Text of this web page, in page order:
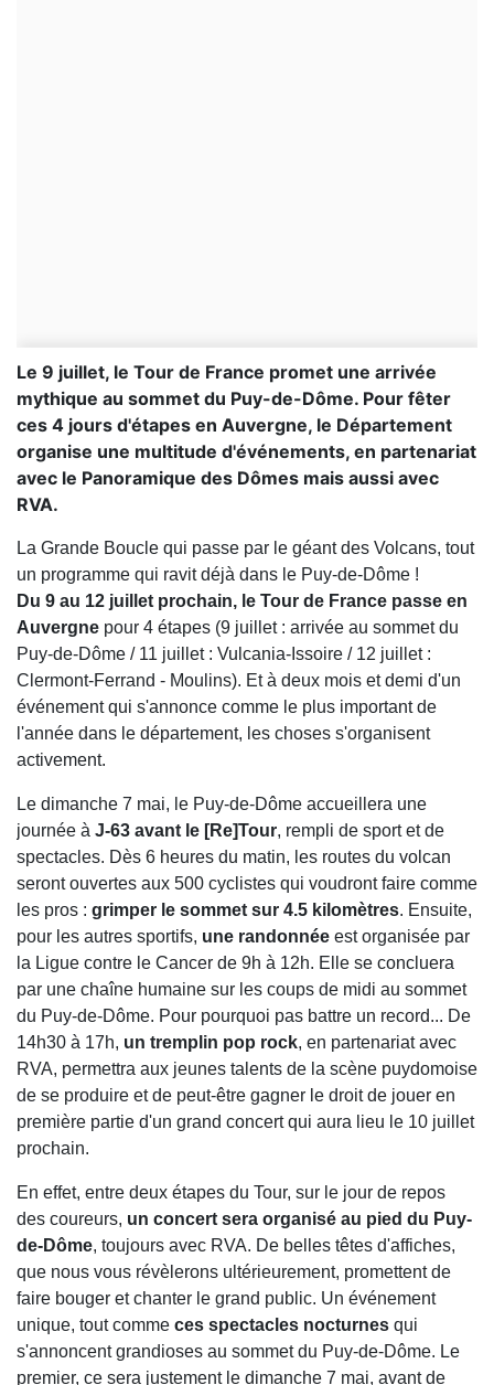
Le 9 juillet, le Tour de France promet une arrivée
mythique au sommet du Puy-de-Dôme. Pour fêter
ces 4 jours d'étapes en Auvergne, le Département
organise une multitude d'événements, en partenariat
avec le Panoramique des Dômes mais aussi avec
RVA.
La Grande Boucle qui passe par le géant des Volcans, tout
un programme qui ravit déjà dans le Puy-de-Dôme !
Du 9 au 12 juillet prochain, le Tour de France passe en
Auvergne pour 4 étapes (9 juillet : arrivée au sommet du
Puy-de-Dôme / 11 juillet : Vulcania-Issoire / 12 juillet :
Clermont-Ferrand - Moulins). Et à deux mois et demi d'un
événement qui s'annonce comme le plus important de
l'année dans le département, les choses s'organisent
activement.
Le dimanche 7 mai, le Puy-de-Dôme accueillera une
journée à J-63 avant le [Re]Tour, rempli de sport et de
spectacles. Dès 6 heures du matin, les routes du volcan
seront ouvertes aux 500 cyclistes qui voudront faire comme
les pros : grimper le sommet sur 4.5 kilomètres. Ensuite,
pour les autres sportifs, une randonnée est organisée par
la Ligue contre le Cancer de 9h à 12h. Elle se concluera
par une chaîne humaine sur les coups de midi au sommet
du Puy-de-Dôme. Pour pourquoi pas battre un record... De
14h30 à 17h, un tremplin pop rock, en partenariat avec
RVA, permettra aux jeunes talents de la scène puydomoise
de se produire et de peut-être gagner le droit de jouer en
première partie d'un grand concert qui aura lieu le 10 juillet
prochain.
En effet, entre deux étapes du Tour, sur le jour de repos
des coureurs, un concert sera organisé au pied du Puy-
de-Dôme, toujours avec RVA. De belles têtes d'affiches,
que nous vous révèlerons ultérieurement, promettent de
faire bouger et chanter le grand public. Un événement
unique, tout comme ces spectacles nocturnes qui
s'annoncent grandioses au sommet du Puy-de-Dôme. Le
premier, ce sera justement le dimanche 7 mai, avant de